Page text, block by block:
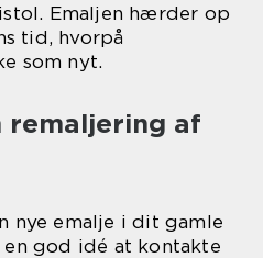
Emaljen hærder op
tid, hvorpå
som nyt.
remaljering af
nye emalje i dit gamle
god idé at kontakte